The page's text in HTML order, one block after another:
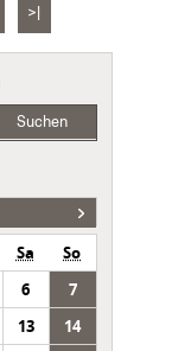
>|
Suchen
Sa
So
6
7
13
14